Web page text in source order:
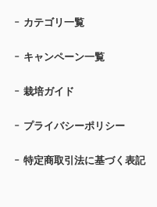
カテゴリ一覧
キャンペーン一覧
栽培ガイド
プライバシーポリシー
特定商取引法に基づく表記